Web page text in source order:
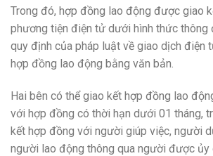
Trong đó, hợp đồng lao động được giao
phương tiện điện tử dưới hình thức thông
quy định của pháp luật về giao dịch điện
hợp đồng lao động bằng văn bản.
Hai bên có thể giao kết hợp đồng lao
với hợp đồng có thời hạn dưới 01 tháng,
kết hợp đồng với người giúp việc, người
người lao động thông qua người được ủy